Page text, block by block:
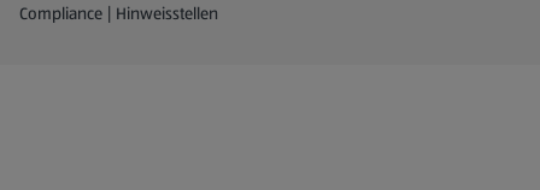
Compliance | Hinweisstellen